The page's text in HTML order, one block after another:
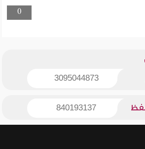
0
3095044873
840193137